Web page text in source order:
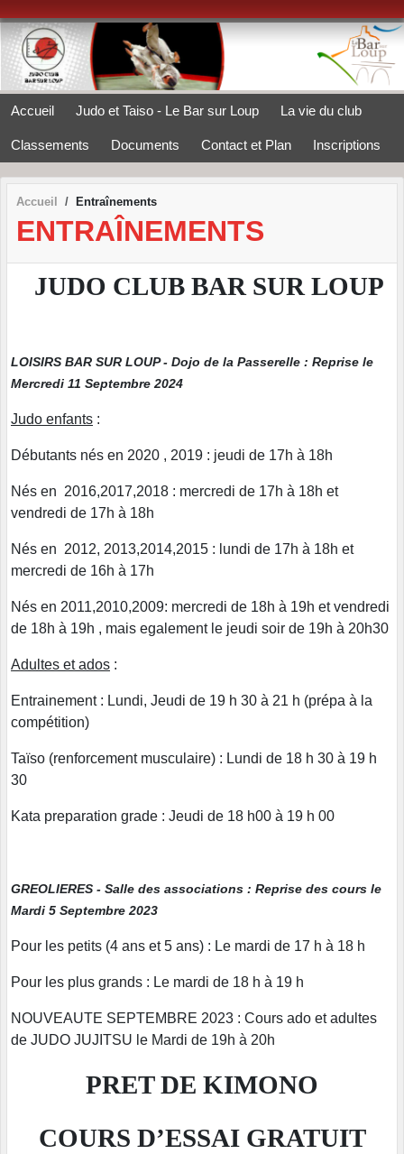
Accueil Judo et Taiso - Le Bar sur Loup La vie du club
Classements Documents Contact et Plan Inscriptions
Accueil Entraînements
ENTRAÎNEMENTS
JUDO CLUB BAR SUR LOUP
LOISIRS BAR SUR LOUP - Dojo de la Passerelle : Reprise le
Mercredi 11 Septembre 2024
Judo enfants :
Débutants nés en 2020 , 2019 : jeudi de 17h à 18h
Nés en 2016,2017,2018 : mercredi de 17h à 18h et
vendredi de 17h à 18h
Nés en 2012, 2013,2014,2015 : lundi de 17h à 18h et
mercredi de 16h à 17h
Nés en 2011,2010,2009: mercredi de 18h à 19h et vendredi
de 18h à 19h , mais egalement le jeudi soir de 19h à 20h30
Adultes et ados :
Entrainement : Lundi, Jeudi de 19 h 30 à 21 h (prépa à la
compétition)
Taïso (renforcement musculaire) : Lundi de 18 h 30 à 19 h
30
Kata preparation grade : Jeudi de 18 h00 à 19 h 00
GREOLIERES - Salle des associations : Reprise des cours le
Mardi 5 Septembre 2023
Pour les petits (4 ans et 5 ans) : Le mardi de 17 h à 18 h
Pour les plus grands : Le mardi de 18 h à 19 h
NOUVEAUTE SEPTEMBRE 2023 : Cours ado et adultes
de JUDO JUJITSU le Mardi de 19h à 20h
PRET DE KIMONO
COURS D’ESSAI GRATUIT